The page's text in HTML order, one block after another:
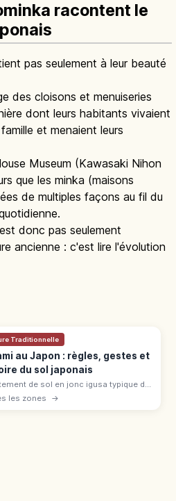
racontent le
pas seulement à leur beauté
des cloisons et menuiseries
dont leurs habitants vivaient
et menaient leurs
Museum (Kawasaki Nihon
que les minka (maisons
de multiples façons au fil du
donc pas seulement
ancienne : c'est lire l'évolution
Traditionnelle
au Japon : règles, gestes et
du sol japonais
de sol en jonc igusa typique du
le tatami se généralise à l'époque
les zones →